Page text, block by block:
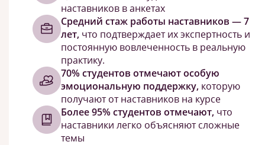
наставников в анкетах
Средний стаж работы наставников — 7
лет, что подтверждает их экспертность и
постоянную вовлеченность в реальную
практику.
70% студентов отмечают особую
эмоциональную поддержку, которую
получают от наставников на курсе
Более 95% студентов отмечают, что
наставники легко объясняют сложные
темы